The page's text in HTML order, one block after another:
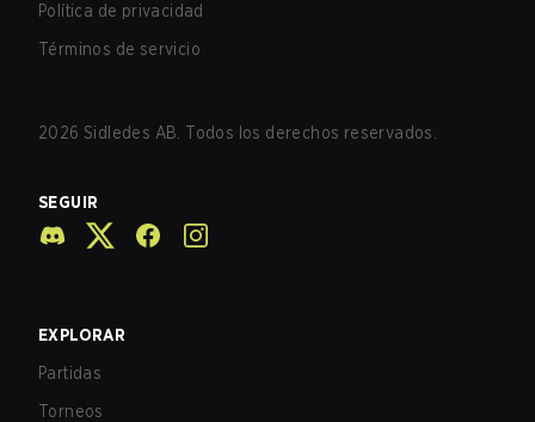
Política de privacidad
Términos de servicio
2026 Sidledes AB. Todos los derechos reservados.
SEGUIR
EXPLORAR
Partidas
Torneos